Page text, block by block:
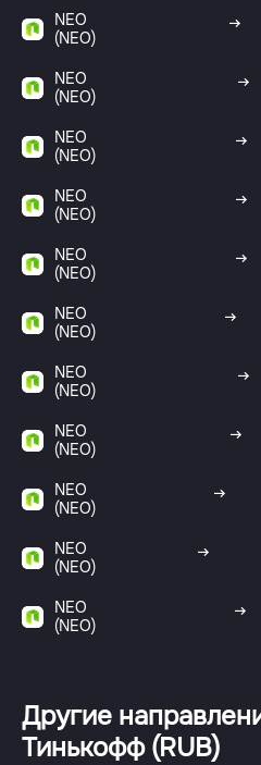
NEO
(NEO)
NEO
(NEO)
NEO
(NEO)
NEO
(NEO)
NEO
(NEO)
NEO
(NEO)
NEO
(NEO)
NEO
(NEO)
NEO
(NEO)
NEO
(NEO)
NEO
(NEO)
Другие
Тинькофф (RUB)